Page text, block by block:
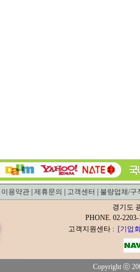
이용약관 제휴문의 고객센터
불량업체/구
경기도
PHONE. 02-
고객지원센타 : [기업
Copyright ⓒ